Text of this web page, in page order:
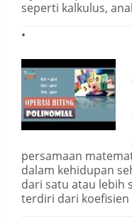
seperti kalkulus,
persamaan
dalam kehidupan
dari satu atau lebih
terdiri dari